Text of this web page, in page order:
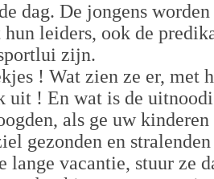
dag. De jongens
leiders, ook de
zijn.
! Wat zien ze er, met
uit ! En wat is de
als ge uw
gezonden en
lange vacantie, stuur ze